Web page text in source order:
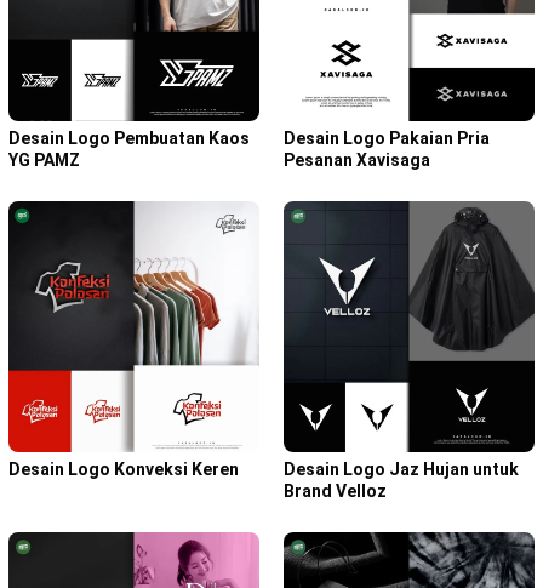
Desain Logo Pembuatan Kaos
YG PAMZ
Desain Logo Pakaian Pria
Pesanan Xavisaga
Desain Logo Konveksi Keren
Desain Logo Jaz Hujan untuk
Brand Velloz